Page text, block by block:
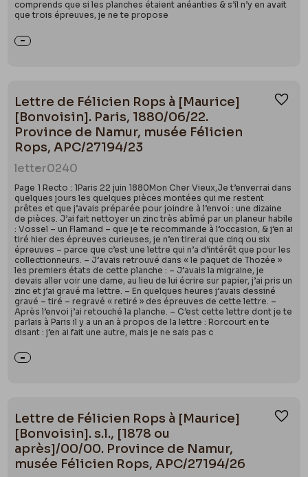
comprends que si les planches étaient anéanties & s’il n’y en avait
que trois épreuves, je ne te propose
Lettre de Félicien Rops à [Maurice]
[Bonvoisin]. Paris, 1880/06/22.
Province de Namur, musée Félicien
Rops, APC/27194/23
letter0240
Page 1 Recto : 1Paris 22 juin 1880Mon Cher Vieux,Je t’enverrai dans
quelques jours les quelques pièces montées qui me restent
prêtes et que j’avais préparée pour joindre à l’envoi : une dizaine
de pièces. J’ai fait nettoyer un zinc très abîmé par un planeur habile
: Vossel – un Flamand – que je te recommande à l’occasion, & j’en ai
tiré hier des épreuves curieuses, je n’en tirerai que cinq ou six
épreuves – parce que c’est une lettre qui n’a d’intérêt que pour les
collectionneurs. – J’avais retrouvé dans « le paquet de Thozée »
les premiers états de cette planche : – J’avais la migraine, je
devais aller voir une dame, au lieu de lui écrire sur papier, j’ai pris un
zinc et j’ai gravé ma lettre. – En quelques heures j’avais dessiné
gravé – tiré – regravé « retiré » des épreuves de cette lettre. –
Après l’envoi j’ai retouché la planche. – C’est cette lettre dont je te
parlais à Paris il y a un an à propos de la lettre : Rorcourt en te
disant : j’en ai fait une autre, mais je ne sais pas c
Lettre de Félicien Rops à [Maurice]
[Bonvoisin]. s.l., [1878 ou
après]/00/00. Province de Namur,
musée Félicien Rops, APC/27194/26